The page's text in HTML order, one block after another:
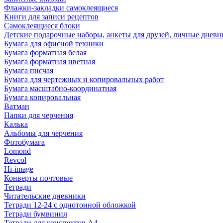
Флажки-закладки самоклеящиеся
Книги для записи рецептов
Самоклеящиеся блоки
Детские подарочные наборы, анкеты для друзей, личные
Бумага для офисной техники
Бумага форматная белая
Бумага форматная цветная
Бумага писчая
Бумага для чертежных и копировальных работ
Бумага масштабно-координатная
Бумага копировальная
Ватман
Папки для черчения
Калька
Альбомы для черчения
Фотобумага
Lomond
Revcol
Hi-image
Конверты почтовые
Тетради
Читательские дневники
Тетради 12-24 с однотонной обложкой
Тетради бумвинил